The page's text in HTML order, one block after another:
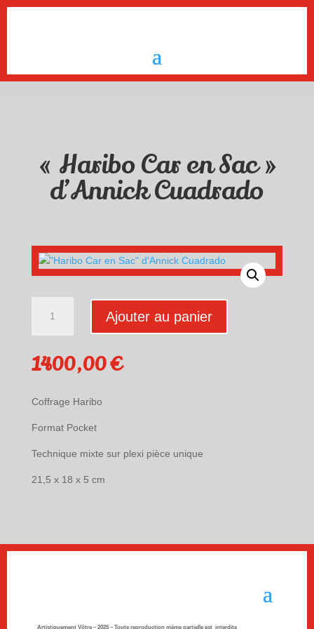
« Haribo Car en Sac »
d’Annick Cuadrado
"Haribo
en
d'Annick
Ajouter au panier
1400,00€
Coffrage Haribo
Format Pocket
Technique mixte sur plexi pièce unique
21,5 x 18 x 5 cm
Artistiquement Vôtre – 2025 –Toute reproduction même partielle est interdite